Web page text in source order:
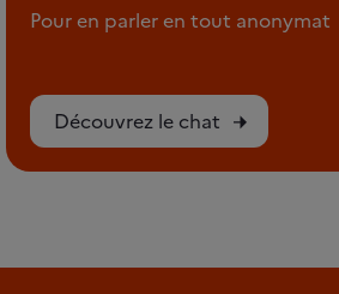
Pour en parler en tout anonymat
Découvrez le chat